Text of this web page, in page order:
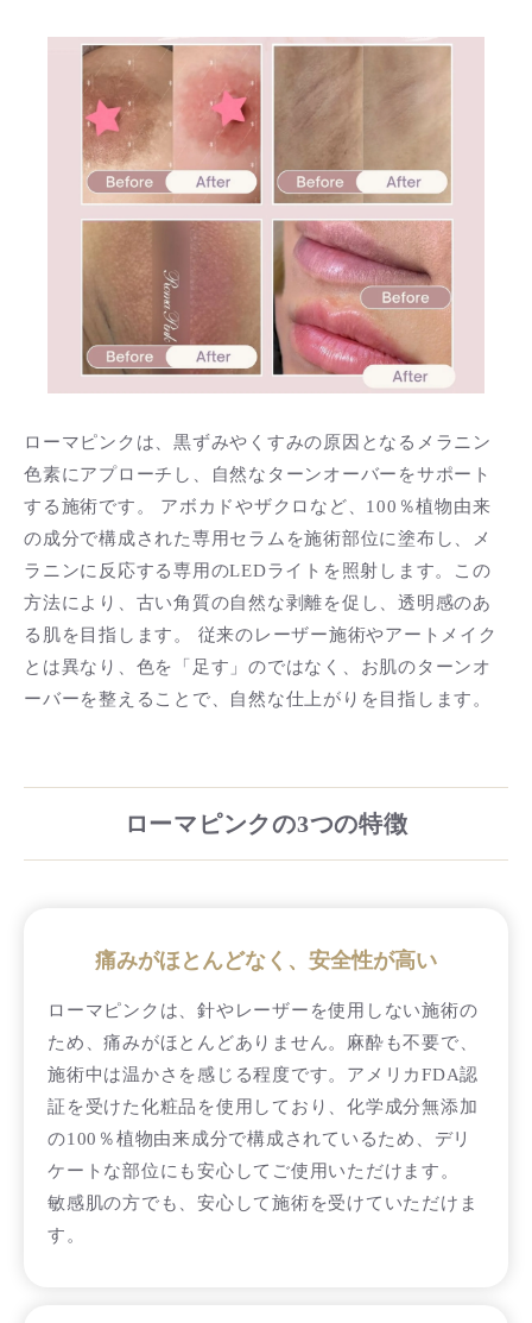
ローマピンクは、黒ずみやくすみの原因となるメラニン
色素にアプローチし、自然なターンオーバーをサポート
する施術です。 アボカドやザクロなど、100％植物由来
の成分で構成された専用セラムを施術部位に塗布し、メ
ラニンに反応する専用のLEDライトを照射します。この
方法により、古い角質の自然な剥離を促し、透明感のあ
る肌を目指します。 従来のレーザー施術やアートメイク
とは異なり、色を「足す」のではなく、お肌のターンオ
ーバーを整えることで、自然な仕上がりを目指します。
ローマピンクの3つの特徴
痛みがほとんどなく、安全性が高い
ローマピンクは、針やレーザーを使用しない施術の
ため、痛みがほとんどありません。麻酔も不要で、
施術中は温かさを感じる程度です。アメリカFDA認
証を受けた化粧品を使用しており、化学成分無添加
の100％植物由来成分で構成されているため、デリ
ケートな部位にも安心してご使用いただけます。
敏感肌の方でも、安心して施術を受けていただけま
す。